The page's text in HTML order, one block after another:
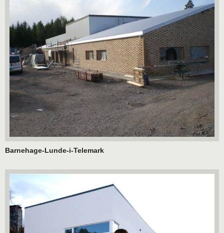
Barnehage-Lunde-i-Telemark